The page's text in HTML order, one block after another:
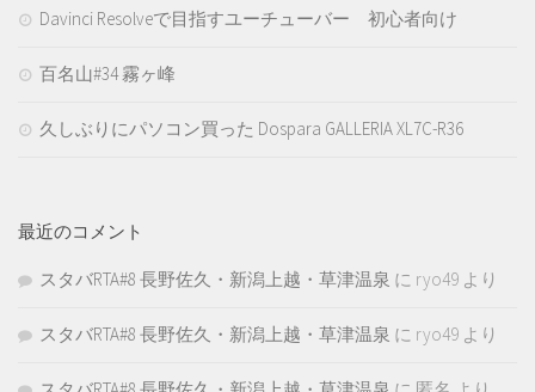
Davinci Resolveで目指すユーチューバー 初心者向け
百名山#34 霧ヶ峰
久しぶりにパソコン買った Dospara GALLERIA XL7C-R36
最近のコメント
スタバRTA#8 長野佐久・新潟上越・草津温泉 に ryo49 より
スタバRTA#8 長野佐久・新潟上越・草津温泉 に ryo49 より